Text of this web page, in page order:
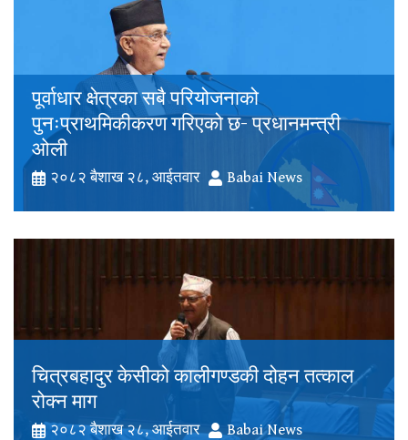
पूर्वाधार क्षेत्रका सबै परियोजनाको
पुनःप्राथमिकीकरण गरिएको छ- प्रधानमन्त्री
ओली
२०८२ बैशाख २८, आईतवार Babai News
चित्रबहादुर केसीको कालीगण्डकी दोहन तत्काल
रोक्न माग
२०८२ बैशाख २८, आईतवार Babai News